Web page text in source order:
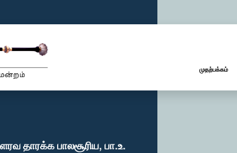
முதற்பக்கம்
தாரக்க பாலசூரிய, பா.உ.